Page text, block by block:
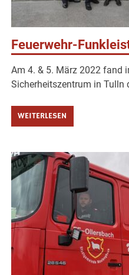
Feuerwehr-
Am 4. & 5. März 2022 fand
Sicherheitszentrum in Tulln
WEITERLESEN